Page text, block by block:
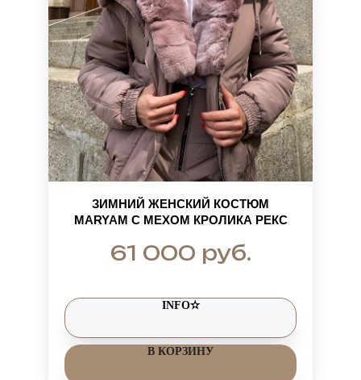
ЗИМНИЙ ЖЕНСКИЙ КОСТЮМ
MARYAM С МЕХОМ КРОЛИКА РЕКС
61 000 руб.
INFO✫
В КОРЗИНУ